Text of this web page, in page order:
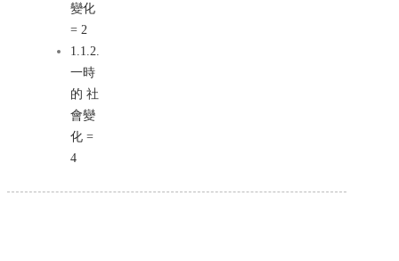
變化
= 2
1.1.2.
一時
的 社
會變
化 =
4